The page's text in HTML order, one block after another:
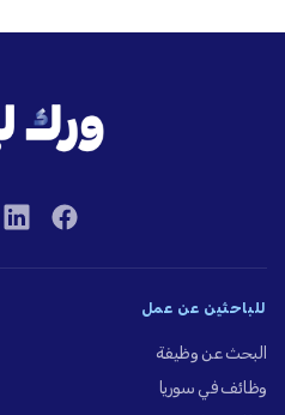
للباحثين عن عمل
البحث عن وظيفة
وظائف في سوريا